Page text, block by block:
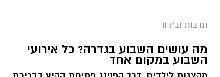
תרבות ובידור
מה עושים השבוע בגדרה? כל אירועי
השבוע במקום אחד